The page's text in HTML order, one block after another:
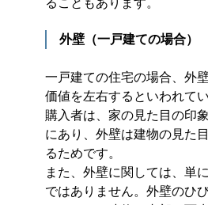
ることもあります。
外壁（一戸建ての場合）
一戸建ての住宅の場合、外
価値を左右するといわれて
購入者は、家の見た目の印
にあり、外壁は建物の見た
るためです。
また、外壁に関しては、単
ではありません。外壁のひ